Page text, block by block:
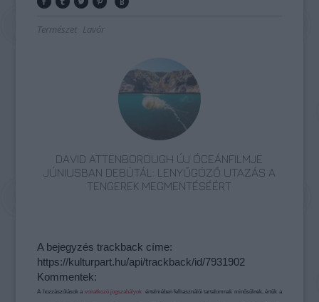
Természet Lavór
DAVID ATTENBOROUGH ÚJ ÓCEÁNFILMJE
JÚNIUSBAN DEBÜTÁL: LENYŰGÖZŐ UTAZÁS A
TENGEREK MEGMENTÉSÉÉRT
A bejegyzés trackback címe:
https://kulturpart.hu/api/trackback/id/7931902
Kommentek:
A hozzászólások a vonatkozó jogszabályokértelmében felhasználói tartalomnak minősülnek, értük a